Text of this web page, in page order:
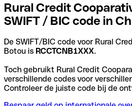
Rural Credit
SWIFT / BIC code in
De SWIFT/BIC code voor Rural
Botou is RCCTCNB1XXX.
Toch gebruikt Rural Credit
verschillende codes voor
Controleer de juiste code bij de